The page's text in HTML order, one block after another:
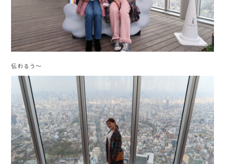
伝わるう〜